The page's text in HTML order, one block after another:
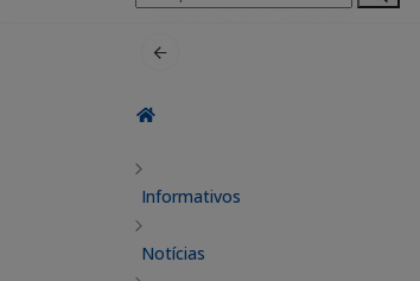
por:
Informativos
Notícias